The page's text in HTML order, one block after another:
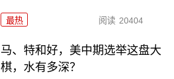
最热 阅读 20404
马、特和好，美中期选举这盘大
棋，水有多深？